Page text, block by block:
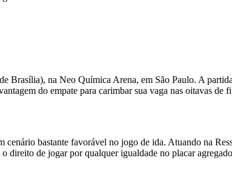
Brasília), na Neo Química Arena, em São Paulo. A
do empate para carimbar sua vaga nas oitavas de
bastante favorável no jogo de ida. Atuando na
de jogar por qualquer igualdade no placar